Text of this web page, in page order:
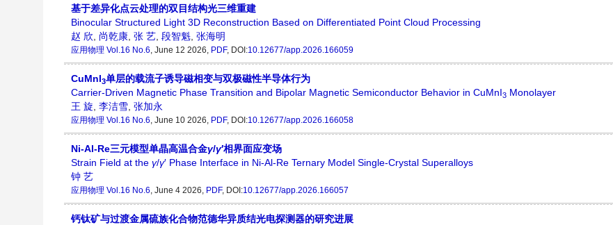
基于差异化点云处理的双目结构光三维重建
Binocular Structured Light 3D Reconstruction Based on Differentiated Point Cloud Processing
赵 欣, 尚乾康, 张 艺, 段智魁, 张海明
应用物理 Vol.16 No.6, June 12 2026, PDF, DOI:10.12677/app.2026.166059
CuMnI3单层的载流子诱导磁相变与双极磁性半导体行为
Carrier-Driven Magnetic Phase Transition and Bipolar Magnetic Semiconductor Behavior in CuMnI3 Monolayer
王 旋, 李洁雪, 张加永
应用物理 Vol.16 No.6, June 10 2026, PDF, DOI:10.12677/app.2026.166058
Ni-Al-Re三元模型单晶高温合金γ/γ′相界面应变场
Strain Field at the γ/γ′ Phase Interface in Ni-Al-Re Ternary Model Single-Crystal Superalloys
钟 艺
应用物理 Vol.16 No.6, June 4 2026, PDF, DOI:10.12677/app.2026.166057
钙钛矿与过渡金属硫族化合物范德华异质结光电探测器的研究进展